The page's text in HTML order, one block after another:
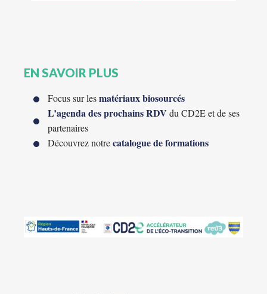
EN SAVOIR PLUS
Focus sur lesmatériaux biosourcés
L’agenda des prochains RDV du CD2E et de ses
partenaires
Découvrez notrecatalogue de formations